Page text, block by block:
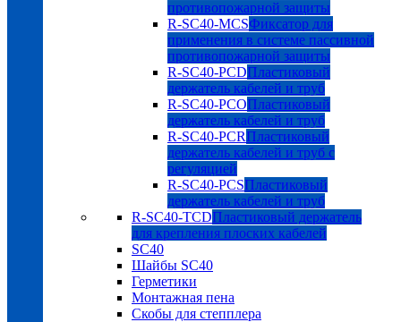
противопожарной защиты
R-SC40-MCSФиксатор для
применения в системе пассивной
противопожарной защиты
R-SC40-PCDПластиковый
держатель кабелей и труб
R-SC40-PCOПластиковый
держатель кабелей и труб
R-SC40-PCRПластиковый
держатель кабелей и труб с
регуляцией
R-SC40-PCSПластиковый
держатель кабелей и труб
R-SC40-TCDПластиковый держатель
для крепления плоских кабелей
SC40
Шайбы SC40
Герметики
Монтажная пена
Скобы для степплера